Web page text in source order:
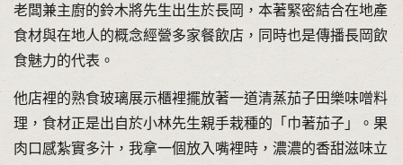
老闆兼主廚的鈴木將先生出生於長岡，本著緊密結合在地產
食材與在地人的概念經營多家餐飲店，同時也是傳播長岡飲
食魅力的代表。
他店裡的熟食玻璃展示櫃裡擺放著一道清蒸茄子田樂味噌料
理，食材正是出自於小林先生親手栽種的「巾著茄子」。果
肉口感紮實多汁，我拿一個放入嘴裡時，濃濃的香甜滋味立